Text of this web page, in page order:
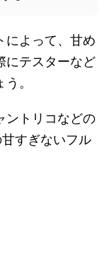
によって、甘め
にテスターなど
。
ントリコなどの
すぎないフル